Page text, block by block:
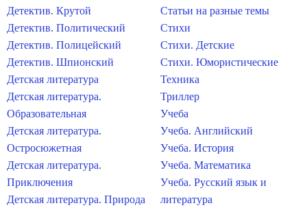
Детектив. Крутой
Детектив. Политический
Детектив. Полицейский
Детектив. Шпионский
Детская литература
Детская литература.
Образовательная
Детская литература.
Остросюжетная
Детская литература.
Приключения
Детская литература. Природа
Статьи на разные темы
Стихи
Стихи. Детские
Стихи. Юмористические
Техника
Триллер
Учеба
Учеба. Английский
Учеба. История
Учеба. Математика
Учеба. Русский язык и
литература